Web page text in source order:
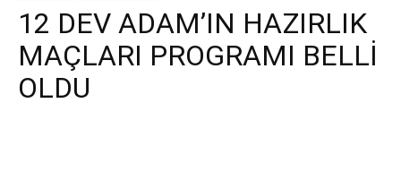
12 DEV ADAM’IN HAZIRLIK
MAÇLARI PROGRAMI BELLİ
OLDU